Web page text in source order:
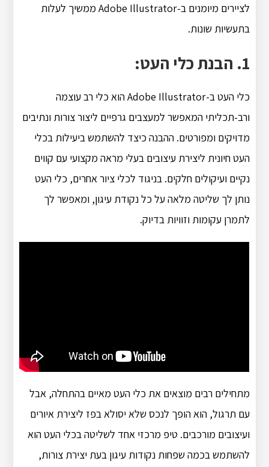
לציירים מיומנים ב-Adobe Illustrator ממשיך לעלות
בתעשיות שונות.
1. הבנת כלי העט:
כלי העט ב-Adobe Illustrator הוא כלי רב עוצמה
ורב-תכליתי המאפשר למעצבים גרפיים ליצור צורות ונתיבים
מדויקים ומפורטים. ההבנה כיצד להשתמש ביעילות בכלי
העט חיונית ליצירת עיצובים בעלי מראה מקצועי עם קווים
נקיים ועיקולים חלקים. בניגוד לכלי ציור אחרים, כלי העט
נותן לך שליטה מלאה על כל נקודת עיגון, ומאפשר לך
לתמרן עקומות וזוויות בדיוק.
מתחילים רבים מוצאים את כלי העט מאיים בהתחלה, אבל
עם תרגול, הוא הופך לנכס שלא יסולא בפז ליצירת איורים
ועיצובים מורכבים. טיפ מרכזי אחד לשליטה בכלי העט הוא
להשתמש בכמה שפחות נקודות עיגון בעת ​​יצירת צורות,